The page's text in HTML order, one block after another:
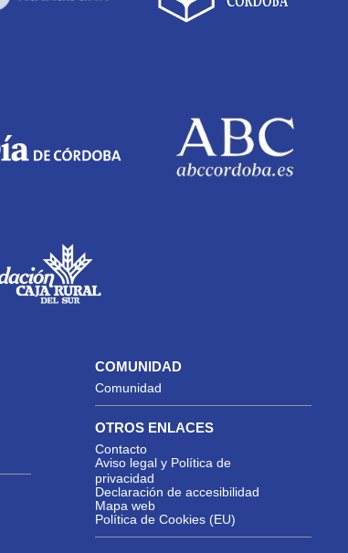
COMUNIDAD
Comunidad
OTROS ENLACES
Contacto
Aviso legal y Política de
privacidad
Declaración de accesibilidad
Mapa web
Política de Cookies (EU)